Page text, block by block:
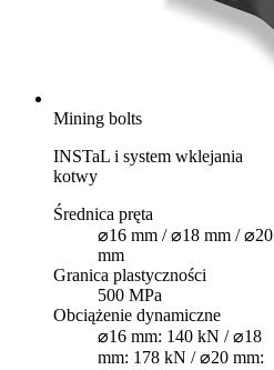
Mining bolts
INSTaL i system wklejania
kotwy
Średnica pręta
⌀16 mm / ⌀18 mm / ⌀20
mm
Granica plastyczności
500 MPa
Obciążenie dynamiczne
⌀16 mm: 140 kN / ⌀18
mm: 178 kN / ⌀20 mm: